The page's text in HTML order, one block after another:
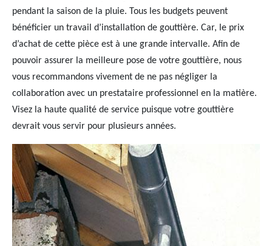
pendant la saison de la pluie. Tous les budgets peuvent
bénéficier un travail d’installation de gouttière. Car, le prix
d’achat de cette pièce est à une grande intervalle. Afin de
pouvoir assurer la meilleure pose de votre gouttière, nous
vous recommandons vivement de ne pas négliger la
collaboration avec un prestataire professionnel en la matière.
Visez la haute qualité de service puisque votre gouttière
devrait vous servir pour plusieurs années.